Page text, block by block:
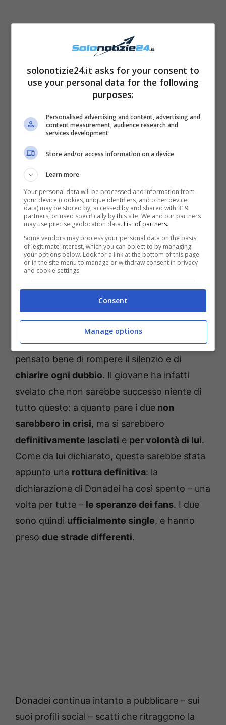
L’ex coppia si trova quindi sui
giornali di gossip, e la loro separazione è
diventata sempre piùchiacchierata.
Un’indiscrezione ha infatti rivelato che, la crisi
tra i due, sarebbe nata dalla
entrambi di entrare nel mondo dello
spettacolo. Era stato infatti detto che lui
avrebbe sognato il
opportunità lavorative
L’ex tronista diUomini e Donneha così
pensato bene di rompere il silenzio e di
chiarire ogni dubbio. Il giovane ha infatti
svelato che non sarebbe successo niente di
tutto questo: a quanto pare i due non
sarebbero in crisi, ma si sarebbero
definitivamente lasciati e per volontà di lui.
Come da lui dichiarato, questa sarebbe stata
appunto una rottura definitiva: la
dichiarazione di Donadei ha così spento – una
volta per tutte – le speranze dei fans. I due
sono quindi ufficialmente single, e hanno
preso due strade differenti.
Donadei continua intanto a pubblicare – sui
suoi profili social – scatti che ritraggono la
solonotizie24.it asks for your consent to
use your personal data for the following
purposes:
Personalised advertising and content, advertising and
content measurement, audience research and
services development
Store and/or access information on a device
Learn more
Your personal data will be processed and information from
your device (cookies, unique identifiers, and other device
data) may be stored by, accessed by and shared with 319
partners, or used specifically by this site. We and our partners
may use precise geolocation data. List of partners.
Some vendors may process your personal data on the basis
of legitimate interest, which you can object to by managing
your options below. Look for a link at the bottom of this page
or in the site menu to manage or withdraw consent in privacy
and cookie settings.
Consent
Manage options